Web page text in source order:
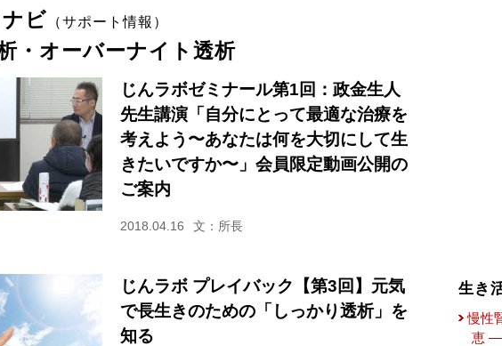
ビ （サポート情報）
・オーバーナイト透析
じんラボゼミナール第1回：政金生人
先生講演「自分にとって最適な治療を
考えよう〜あなたは何を大切にして生
きたいですか〜」会員限定動画公開の
ご案内
2018.04.16 文：所長
じんラボ プレイバック【第3回】元気
で長生きのための「しっかり透析」を
知る
生き
慢性
恵 —